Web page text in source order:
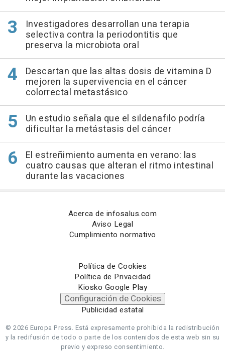
Investigadores desarrollan una terapia
selectiva contra la periodontitis que
preserva la microbiota oral
Descartan que las altas dosis de vitamina D
mejoren la supervivencia en el cáncer
colorrectal metastásico
Un estudio señala que el sildenafilo podría
dificultar la metástasis del cáncer
El estreñimiento aumenta en verano: las
cuatro causas que alteran el ritmo intestinal
durante las vacaciones
Acerca de infosalus.com
Aviso Legal
Cumplimiento normativo
Política de Cookies
Política de Privacidad
Kiosko Google Play
Configuración de Cookies
Publicidad estatal
© 2026 Europa Press. Está expresamente prohibida la redistribución
y la redifusión de todo o parte de los contenidos de esta web sin su
previo y expreso consentimiento.